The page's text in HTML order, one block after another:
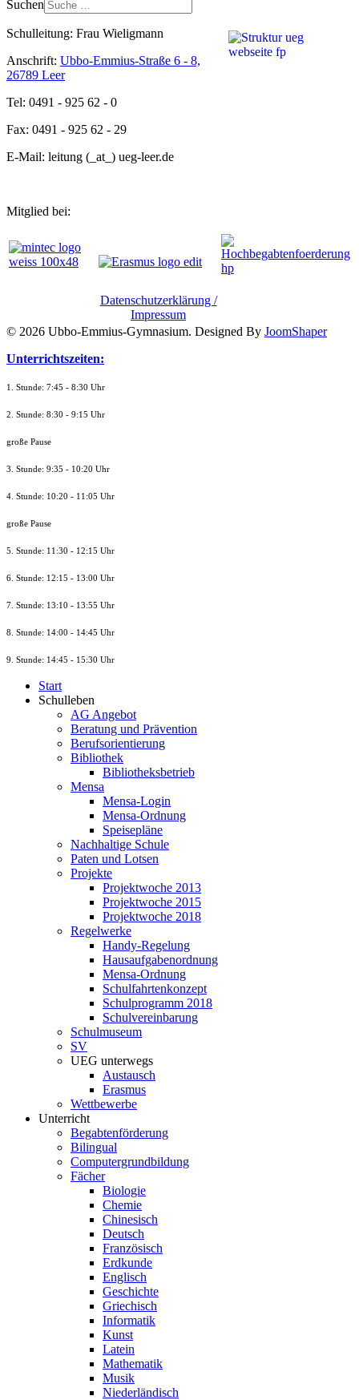
Suchen
Schulleitung: Frau Wieligmann
Anschrift: Ubbo-Emmius-Straße 6 - 8,
26789 Leer
Tel: 0491 - 925 62 - 0
Fax: 0491 - 925 62 - 29
E-Mail: leitung (_at_) ueg-leer.de
Mitglied bei:
Datenschutzerklärung /
Impressum
© 2026 Ubbo-Emmius-Gymnasium. Designed By JoomShaper
Unterrichtszeiten:
1. Stunde: 7:45 - 8:30 Uhr
2. Stunde: 8:30 - 9:15 Uhr
große Pause
3. Stunde: 9:35 - 10:20 Uhr
4. Stunde: 10:20 - 11:05 Uhr
große Pause
5. Stunde: 11:30 - 12:15 Uhr
6. Stunde: 12:15 - 13:00 Uhr
7. Stunde: 13:10 - 13:55 Uhr
8. Stunde: 14:00 - 14:45 Uhr
9. Stunde: 14:45 - 15:30 Uhr
Start
Schulleben
AG Angebot
Beratung und Prävention
Berufsorientierung
Bibliothek
Bibliotheksbetrieb
Mensa
Mensa-Login
Mensa-Ordnung
Speisepläne
Nachhaltige Schule
Paten und Lotsen
Projekte
Projektwoche 2013
Projektwoche 2015
Projektwoche 2018
Regelwerke
Handy-Regelung
Hausaufgabenordnung
Mensa-Ordnung
Schulfahrtenkonzept
Schulprogramm 2018
Schulvereinbarung
Schulmuseum
SV
UEG unterwegs
Austausch
Erasmus
Wettbewerbe
Unterricht
Begabtenförderung
Bilingual
Computergrundbildung
Fächer
Biologie
Chemie
Chinesisch
Deutsch
Französisch
Erdkunde
Englisch
Geschichte
Griechisch
Informatik
Kunst
Latein
Mathematik
Musik
Niederländisch